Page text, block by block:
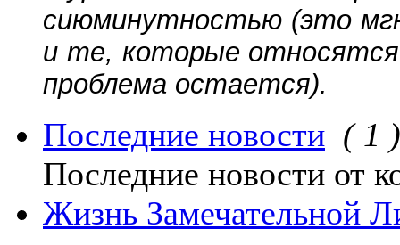
сиюминутностью (это
и те, которые относятся
проблема остается).
Последние новости ( 1 )
Последние новости от
Жизнь Замечательной